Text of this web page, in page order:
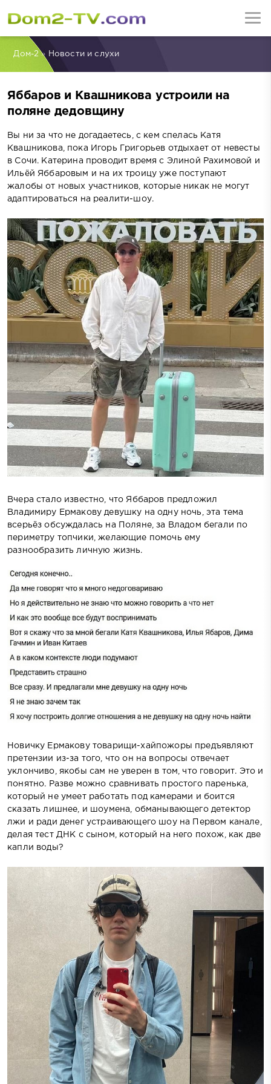
Дом-2» Новости и слухи
Яббаров и Квашникова устроили на
поляне дедовщину
Вы ни за что не догадаетесь, с кем спелась Катя
Квашникова, пока Игорь Григорьев отдыхает от невесты
в Сочи. Катерина проводит время с Элиной Рахимовой и
Ильёй Яббаровым и на их троицу уже поступают
жалобы от новых участников, которые никак не могут
адаптироваться на реалити-шоу.
Вчера стало известно, что Яббаров предложил
Владимиру Ермакову девушку на одну ночь, эта тема
всерьёз обсуждалась на Поляне, за Владом бегали по
периметру топчики, желающие помочь ему
разнообразить личную жизнь.
Новичку Ермакову товарищи-хайпожоры предъявляют
претензии из-за того, что он на вопросы отвечает
уклончиво, якобы сам не уверен в том, что говорит. Это и
понятно. Разве можно сравнивать простого паренька,
который не умеет работать под камерами и боится
сказать лишнее, и шоумена, обманывающего детектор
лжи и ради денег устраивающего шоу на Первом канале,
делая тест ДНК с сыном, который на него похож, как две
капли воды?